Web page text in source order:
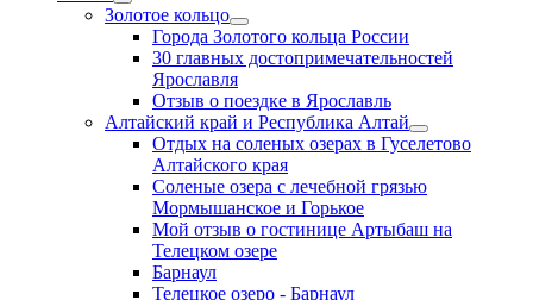
Золотое кольцо
Города Золотого кольца России
30 главных достопримечательностей
Ярославля
Отзыв о поездке в Ярославль
Алтайский край и Республика Алтай
Отдых на соленых озерах в Гуселетово
Алтайского края
Соленые озера с лечебной грязью
Мормышанское и Горькое
Мой отзыв о гостинице Артыбаш на
Телецком озере
Барнаул
Телецкое озеро - Барнаул